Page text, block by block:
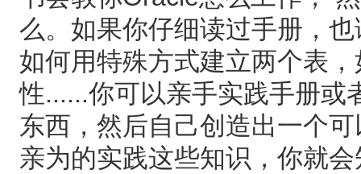
么。如果你仔细读过手册，
如何用特殊方式建立两个表
性......你可以亲手实践手册或
东西，然后自己创造出一个
亲为的实践这些知识，你就